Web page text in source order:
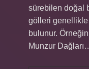
sürebilen doğal
gölleri genellikle
bulunur.
Munzur